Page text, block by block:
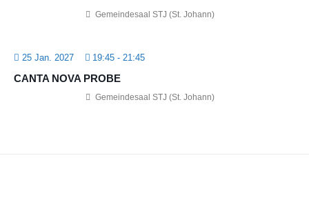
Gemeindesaal STJ (St. Johann)
25 Jan. 2027 19:45 - 21:45
CANTA NOVA PROBE
Gemeindesaal STJ (St. Johann)